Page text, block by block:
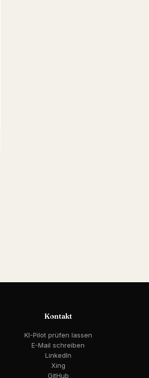
Kontakt
KI-Pilot prüfen lassen
E-Mail schreiben
LinkedIn
Xing
GitHub